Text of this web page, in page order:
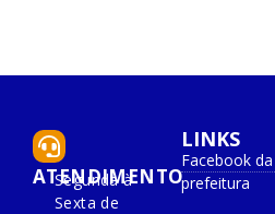
ATENDIMENTO
Segunda à
Sexta de
LINKS
Facebook da
prefeitura